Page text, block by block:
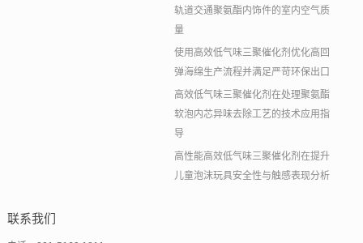
轨道交通聚氨酯内饰件的室内空气质
量
使用高效低气味三聚催化剂优化高回
弹海绵生产流程并满足严苛环保出口
高效低气味三聚催化剂在处理聚氨酯
软泡内芯异味去除工艺的技术应用指
导
高性能高效低气味三聚催化剂在提升
儿童泡沫玩具安全性与触感表现分析
联系我们